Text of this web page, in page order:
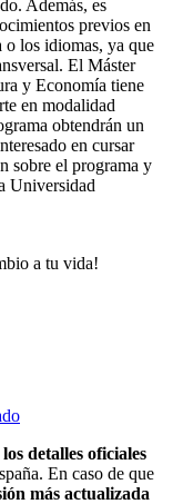
Además, es
previos en
o los idiomas, ya que
El Máster
y Economía tiene
en modalidad
obtendrán un
en cursar
sobre el programa y
Universidad
a tu vida!
detalles oficiales
En caso de que
más actualizada